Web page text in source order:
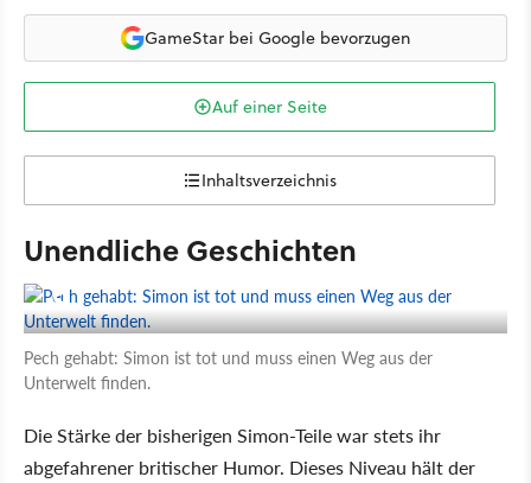
GameStar bei Google bevorzugen
Auf einer Seite
Inhaltsverzeichnis
Unendliche Geschichten
Pech gehabt: Simon ist tot und muss einen Weg aus der
Unterwelt finden.
Die Stärke der bisherigen Simon-Teile war stets ihr
abgefahrener britischer Humor. Dieses Niveau hält der